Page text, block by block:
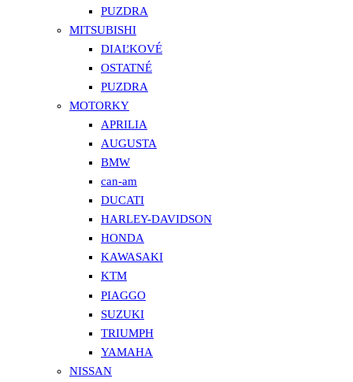
PUZDRA
MITSUBISHI
DIAĽKOVÉ
OSTATNÉ
PUZDRA
MOTORKY
APRILIA
AUGUSTA
BMW
can-am
DUCATI
HARLEY-DAVIDSON
HONDA
KAWASAKI
KTM
PIAGGO
SUZUKI
TRIUMPH
YAMAHA
NISSAN